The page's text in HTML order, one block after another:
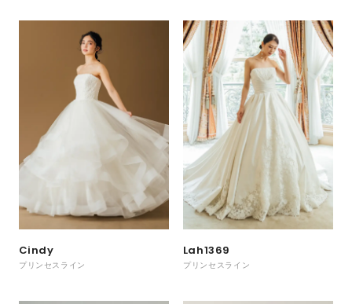
Cindy
プリンセスライン
Lah1369
プリンセスライン